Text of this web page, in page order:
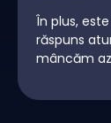
În plus,
răspuns
mâncăm